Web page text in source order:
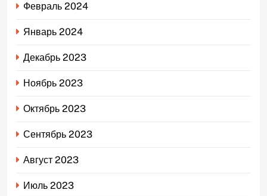
Февраль 2024
Январь 2024
Декабрь 2023
Ноябрь 2023
Октябрь 2023
Сентябрь 2023
Август 2023
Июль 2023